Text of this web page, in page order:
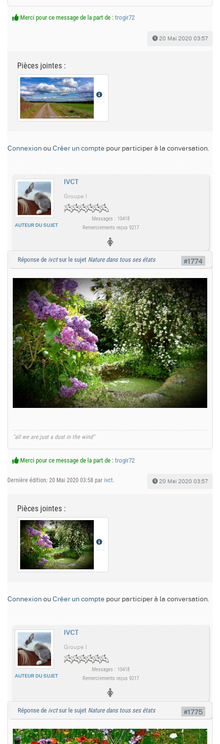
Merci pour ce message de la part de : trogir72
20 Mai 2020 03:57
Pièces jointes :
Connexion ou Créer un compte pour participer à la conversation.
IVCT
AUTEUR DU SUJET
Groupe I
Messages : 10418
Remerciements reçus 9217
Réponse de ivctsur le sujet Nature dans tous ses états
"all we are:just a dust in the wind"
Merci pour ce message de la part de : trogir72
Dernière édition: 20 Mai 2020 03:58 par ivct. 20 Mai 2020 03:57
#1774
Pièces jointes :
Connexion ou Créer un compte pour participer à la conversation.
IVCT
AUTEUR DU SUJET
Groupe I
Messages : 10418
Remerciements reçus 9217
Réponse de ivctsur le sujet Nature dans tous ses états #1775